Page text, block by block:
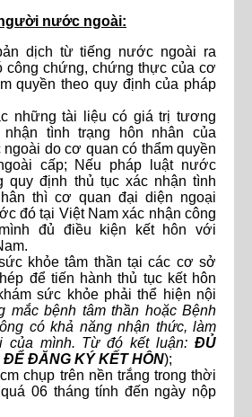
nước ngoài:
dịch từ tiếng nước ngoài ra
công chứng, chứng thực của cơ
quyền theo quy định của pháp
những tài liệu có giá trị tương
tình trạng hôn nhân của
do cơ quan có thẩm quyền
cấp; Nếu pháp luật nước
quy định thủ tục xác nhận tình
thì cơ quan đại diện ngoại
đó tại Việt Nam xác nhận công
đủ điều kiện kết hôn với
khỏe tâm thần tại các cơ sở
để tiến hành thủ tục kết hôn
sức khỏe phải thể hiện nội
mắc bệnh tâm thần hoặc Bệnh
có khả năng nhận thức, làm
của mình. Từ đó kết luận: ĐỦ
ĐỂ ĐĂNG KÝ KẾT HÔN);
chụp trên nền trắng trong thời
06 tháng tính đến ngày nộp